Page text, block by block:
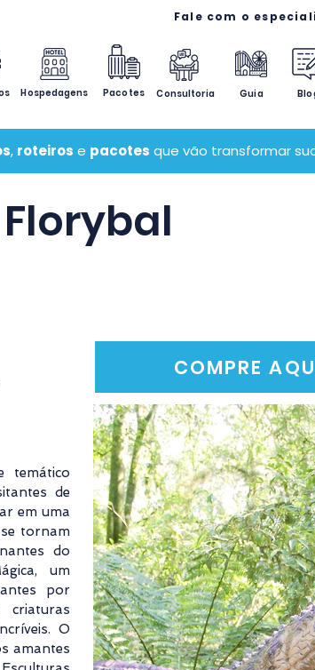
Hospedagens Pacotes Consultoria Guia
, roteiros e pacotes que vão transformar
COMPRE
temático
de
em uma
tornam
do
um
por
criaturas
O
amantes